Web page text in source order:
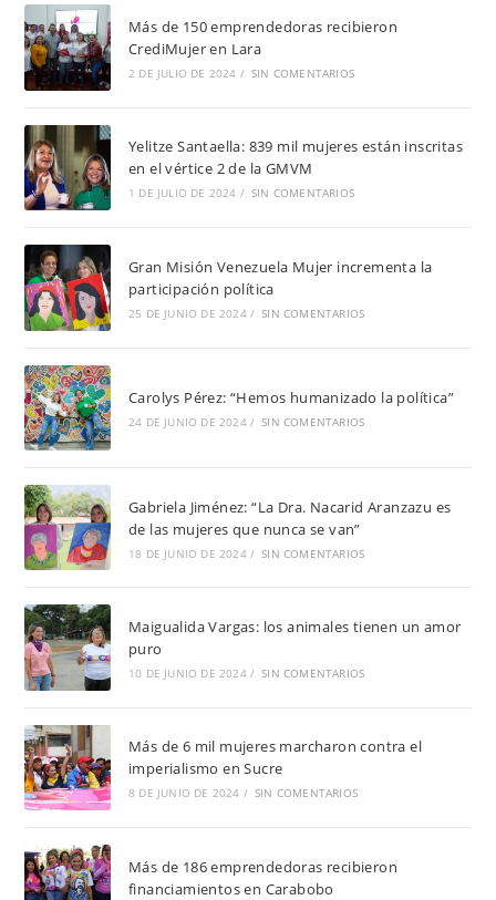
Más de 150 emprendedoras recibieron
CrediMujer en Lara
2 DE JULIO DE 2024 / SIN COMENTARIOS
Yelitze Santaella: 839 mil mujeres están inscritas
en el vértice 2 de la GMVM
1 DE JULIO DE 2024 / SIN COMENTARIOS
Gran Misión Venezuela Mujer incrementa la
participación política
25 DE JUNIO DE 2024 / SIN COMENTARIOS
Carolys Pérez: “Hemos humanizado la política”
24 DE JUNIO DE 2024 / SIN COMENTARIOS
Gabriela Jiménez: “La Dra. Nacarid Aranzazu es
de las mujeres que nunca se van”
18 DE JUNIO DE 2024 / SIN COMENTARIOS
Maigualida Vargas: los animales tienen un amor
puro
10 DE JUNIO DE 2024 / SIN COMENTARIOS
Más de 6 mil mujeres marcharon contra el
imperialismo en Sucre
8 DE JUNIO DE 2024 / SIN COMENTARIOS
Más de 186 emprendedoras recibieron
financiamientos en Carabobo